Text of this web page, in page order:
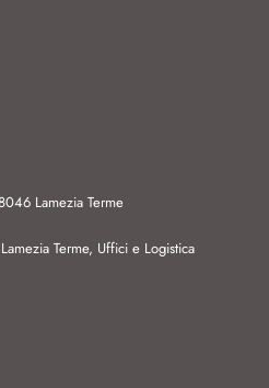
Lamezia Terme
Terme, Uffici e Logistica